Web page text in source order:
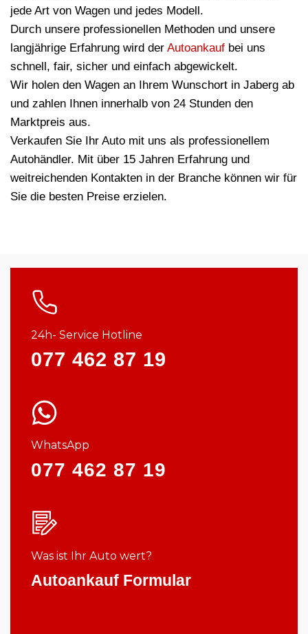
jede Art von Wagen und jedes Modell.
Durch unsere professionellen Methoden und unsere
langjährige Erfahrung wird der Autoankauf bei uns
schnell, fair, sicher und einfach abgewickelt.
Wir holen den Wagen an Ihrem Wunschort in Jaberg ab
und zahlen Ihnen innerhalb von 24 Stunden den
Marktpreis aus.
Verkaufen Sie Ihr Auto mit uns als professionellem
Autohändler. Mit über 15 Jahren Erfahrung und
weitreichenden Kontakten in der Branche können wir für
Sie die besten Preise erzielen.
24h- Service Hotline
077 462 87 19
WhatsApp
077 462 87 19
Was ist Ihr Auto wert?
Autoankauf Formular